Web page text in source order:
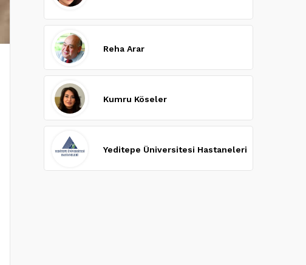
Reha Arar
Kumru Köseler
Yeditepe Üniversitesi Hastaneleri